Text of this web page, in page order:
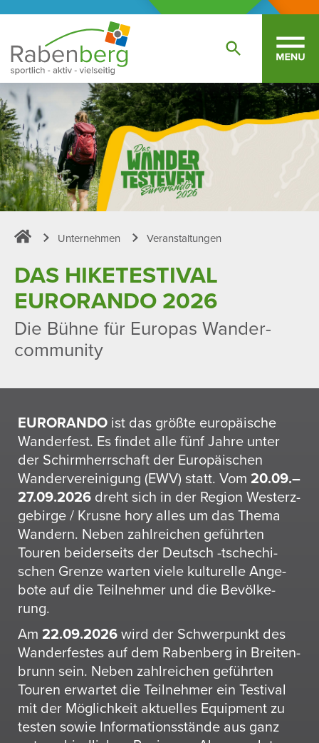
Unternehmen Veranstaltungen
DAS HIKE­TES­TIVAL
EURORANDO 2026
Die Bühne für Europas Wander­
com­mu­nity
EURORANDO ist das größte euro­päi­sche
Wander­fest. Es findet alle fünf Jahre unter
der Schirm­herr­schaft der Euro­päi­schen
Wander­ver­ei­ni­gung (EWV) statt. Vom 20.09.–
27.09.2026 dreht sich in der Region Westerz­
ge­birge / Krusne hory alles um das Thema
Wandern. Neben zahl­rei­chen geführten
Touren beider­seits der Deutsch -tsche­chi­
schen Grenze warten viele kultu­relle Ange­
bote auf die Teil­nehmer und die Bevöl­ke­
rung.
Am 22.09.2026wird der Schwer­punkt des
Wander­festes auf dem Raben­berg in Brei­ten­
brunn sein. Neben zahl­rei­chen geführten
Touren erwartet die Teil­nehmer ein Testival
mit der Möglich­keit aktu­elles Equip­ment zu
testen sowie Infor­ma­ti­ons­stände aus ganz